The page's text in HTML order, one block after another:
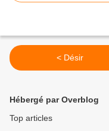
< Désir
Hébergé par Overblog
Top articles